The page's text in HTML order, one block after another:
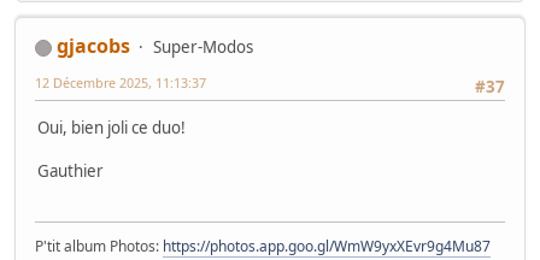
gjacobs
Super-Modos
#37
12 Décembre 2025, 11:13:37
Oui, bien joli ce duo!
Gauthier
P'tit album Photos: https://photos.app.goo.gl/WmW9yxXEvr9g4Mu87